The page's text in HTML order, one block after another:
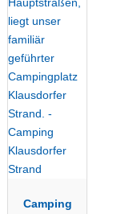
Camping